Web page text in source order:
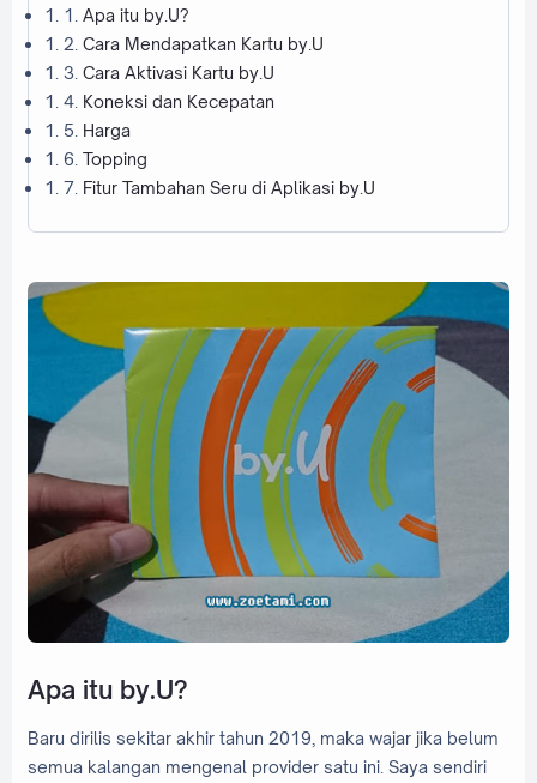
1. Apa itu by.U?
2. Cara Mendapatkan Kartu by.U
3. Cara Aktivasi Kartu by.U
4. Koneksi dan Kecepatan
5. Harga
6. Topping
7. Fitur Tambahan Seru di Aplikasi by.U
Apa itu by.U?
Baru dirilis sekitar akhir tahun 2019, maka wajar jika belum
semua kalangan mengenal provider satu ini. Saya sendiri